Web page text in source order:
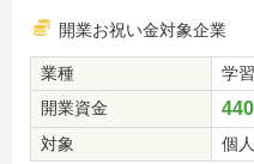
開業お祝い金対象企業
業種
学
開業資金
対象 個